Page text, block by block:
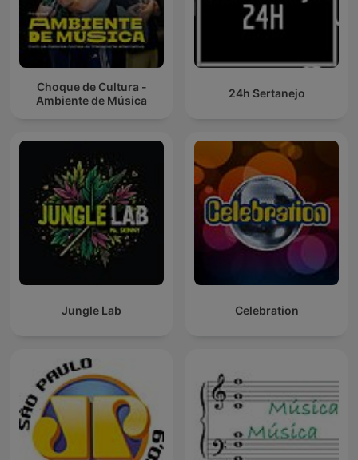
Choque de Cultura -
Ambiente de Música
24h Sertanejo
Jungle Lab Celebration